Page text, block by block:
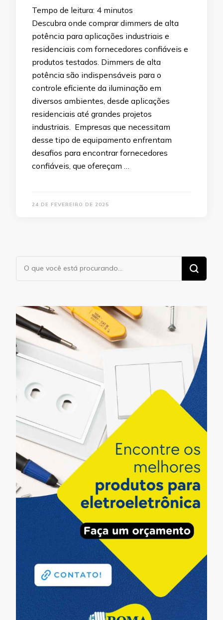
Tempo de leitura: 4 minutos
Descubra onde comprar dimmers de alta
potência para aplicações industriais e
residenciais com fornecedores confiáveis e
produtos testados. Dimmers de alta
potência são indispensáveis para o
controle eficiente da iluminação em
diversos ambientes, desde aplicações
residenciais até grandes projetos
industriais. Empresas que necessitam
desse tipo de equipamento enfrentam
desafios para encontrar fornecedores
confiáveis, que ofereçam …
24 DE FEVEREIRO DE 2025
Procurando
algo?